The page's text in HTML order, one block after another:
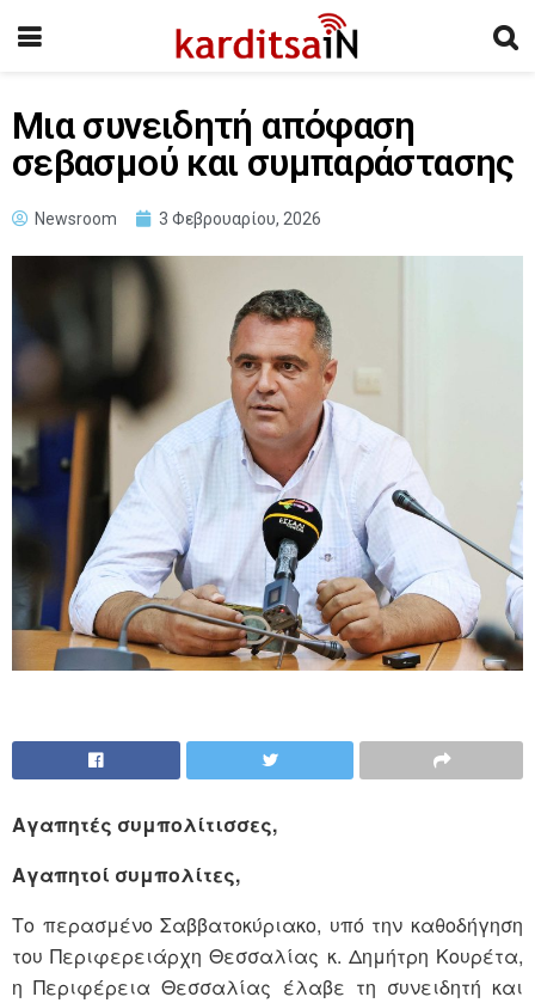
Μια συνειδητή απόφαση
σεβασμού και συμπαράστασης
Newsroom 3 Φεβρουαρίου, 2026
Αγαπητές συμπολίτισσες,
Αγαπητοί συμπολίτες,
Το περασμένο Σαββατοκύριακο, υπό την καθοδήγηση
του Περιφερειάρχη Θεσσαλίας κ. Δημήτρη Κουρέτα,
η Περιφέρεια Θεσσαλίας έλαβε τη συνειδητή και